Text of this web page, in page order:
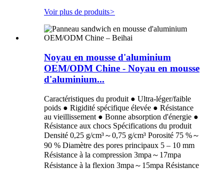
Voir plus de produits>
Noyau en mousse d'aluminium
OEM/ODM Chine - Noyau en mousse
d'aluminium...
Caractéristiques du produit ● Ultra-léger/faible
poids ● Rigidité spécifique élevée ● Résistance
au vieillissement ● Bonne absorption d'énergie ●
Résistance aux chocs Spécifications du produit
Densité 0,25 g/cm³～0,75 g/cm³ Porosité 75 %～
90 % Diamètre des pores principaux 5 – 10 mm
Résistance à la compression 3mpa～17mpa
Résistance à la flexion 3mpa～15mpa Résistance